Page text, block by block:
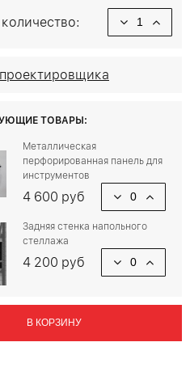
ТОВАРЫ:
Металлическая
перфорированная панель для
инструментов
4 600 руб
Задняя стенка напольного
стеллажа
4 200 руб
В КОРЗИНУ